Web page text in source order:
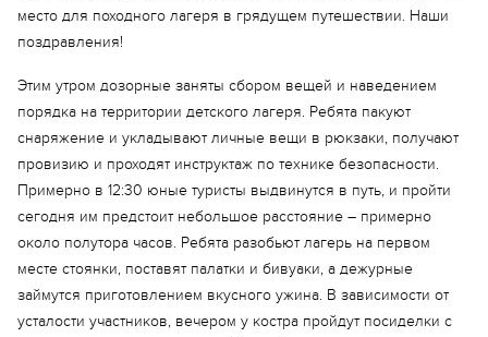
место для походного лагеря в грядущем путешествии. Наши
поздравления!
Этим утром дозорные заняты сбором вещей и наведением
порядка на территории детского лагеря. Ребята пакуют
снаряжение и укладывают личные вещи в рюкзаки, получают
провизию и проходят инструктаж по технике безопасности.
Примерно в 12:30 юные туристы выдвинутся в путь, и пройти
сегодня им предстоит небольшое расстояние – примерно
около полутора часов. Ребята разобьют лагерь на первом
месте стоянки, поставят палатки и бивуаки, а дежурные
займутся приготовлением вкусного ужина. В зависимости от
усталости участников, вечером у костра пройдут посиделки с